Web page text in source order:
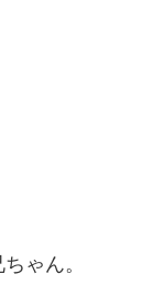
ゃん。